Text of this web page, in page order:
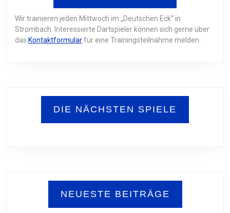
Wir trainieren jeden Mittwoch im „Deutschen Eck“ in
Strombach. Interessierte Dartspieler können sich gerne über
das Kontaktformularfür eine Trainingsteilnahme melden.
DIE NÄCHSTEN SPIELE
NEUESTE BEITRÄGE